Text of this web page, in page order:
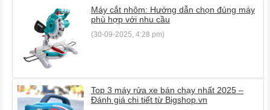
Máy cắt nhôm: Hướng dẫn chọn đúng máy
phù hợp với nhu cầu
(30-09-2025, 4:28 pm)
Top 3 máy rửa xe bán chạy nhất 2025 –
Đánh giá chi tiết từ Bigshop.vn